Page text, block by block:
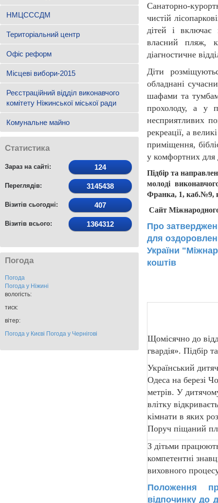
НМЦСССДМ
Територіальний центр
Офіс реформ
Місцеві вибори-2015
Реєстраційний відділ виконавчого
комітету Ніжинської міської ради
Комунальне майно
Статистика
Зараз на сайті: 124
Переглядів: 3145438
Візитів сьогодні: 407
Візитів всього: 1364312
Погода
Погода
Погода у Ніжині
вологість:
тиск:
вітер:
Погода у Києві Погода у Чернігові
Санаторно-
чистій
дітей і
власний пляж,
діагностичне
Діти
обладнані
шафами та
прохолоду, а у
несприятливих
рекреації, а
приміщення,
у комфортних для
Підбір та
молоді
Франка, 1, каб.№9,
Сайт
Про
для
України
коштів
Щомісячно до
гвардія». Підбір
Український
Одеса на березі
метрів. У
влітку
кімнати в яких
Поруч піщаний
З дітьми
компетентні
виховного
Положення
відпочинку до